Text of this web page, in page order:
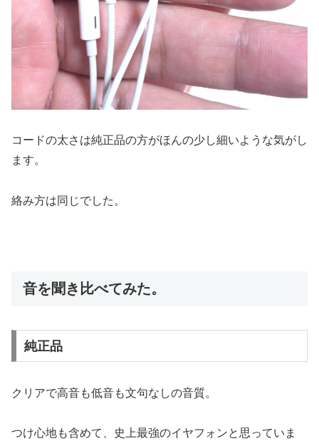
コードの太さは純正品の方がほんの少し細いような気がし
ます。
絡み方は同じでした。
音を聞き比べてみた。
純正品
クリアで高音も低音も文句なしの音質。
つけ心地も含めて、史上最強のイヤフォンと思っていま